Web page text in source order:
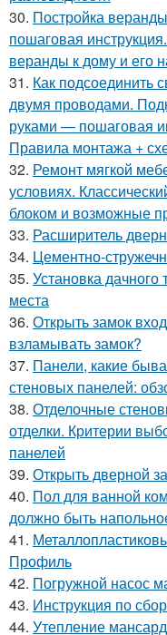
30. Постройка
пошаговая
веранды к дому и его
31. Как подсоединить
двумя проводами.
руками — пошаговая
Правила монтажа +
32. Ремонт мягкой
условиях.
блоком и возможные
33. Расширитель
34. Цементно-
35. Установка
места
36. Открыть замок
взламывать замок?
37. Панели, какие
стеновых панелей:
38. Отделочные
отделки. Критерии
панелей
39. Открыть дверной
40. Пол для ванной
должно быть
41.
Профиль
42. Погружной насос
43. Инструкция по
44. Утепление